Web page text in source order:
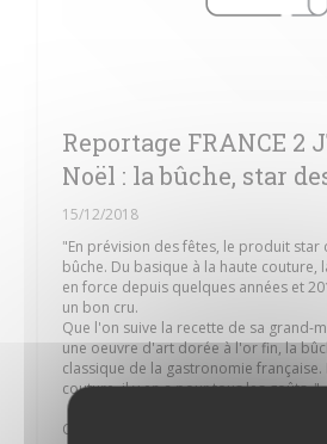
Reportage FRANCE 2
Noël : la bûche, star
15/12/2018
"En prévision des fêtes, le produit star
bûche. Du basique à la haute couture,
en force depuis quelques années et
un bon cru.
Que l'on suive la recette de sa grand-
une oeuvre d'art dorée à l'or fin, la
classique de la gastronomie française.
couture, il y en a pour tous les goûts. "
Cours de Pâtisserie